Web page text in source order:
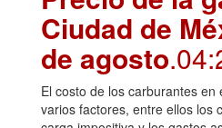
Ciudad de
de agosto
El costo de los carburantes
varios factores, entre ellos los